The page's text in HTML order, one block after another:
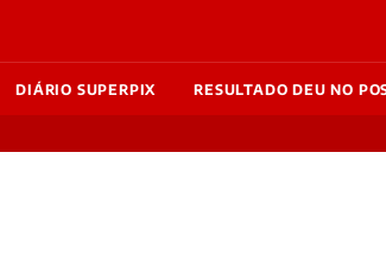
DIÁRIO SUPERPIX RESULTADO DEU NO